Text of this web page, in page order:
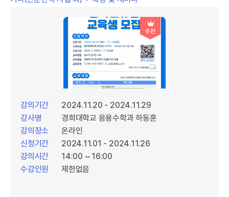
추천
강의기간
2024.11.20 - 2024.11.29
강사명
경희대학교 응용수학과 하동훈
강의장소
온라인
신청기간
2024.11.01 - 2024.11.26
강의시간
14:00 ~ 16:00
수강인원
제한없음